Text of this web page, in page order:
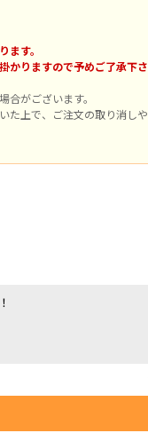
す。
かりますので予めご了承下さ
がございます。
た上で、ご注文の取り消し